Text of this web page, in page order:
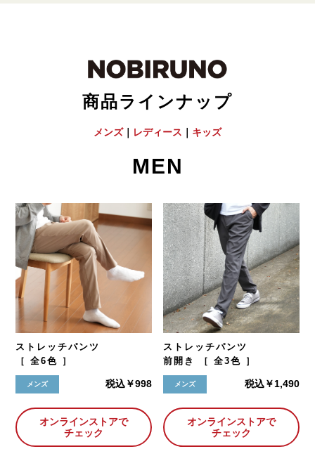
商品ラインナップ
メンズ｜ レディース キッズ
MEN
ストレッチパンツ
［ 全6色 ］
メンズ 税込￥998
オンラインストアで
チェック
ストレッチパンツ
前開き ［ 全3色 ］
メンズ 税込￥1,490
オンラインストアで
チェック